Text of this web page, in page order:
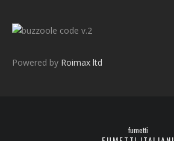
v.2
Powered by Roimax ltd
fumetti